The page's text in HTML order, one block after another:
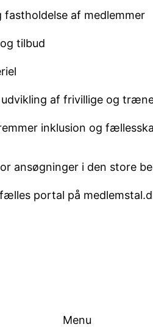
fastholdelse af medlemmer
tilbud
udvikling af frivillige og
inklusion og
ansøgninger i den store
fælles portal på
Menu